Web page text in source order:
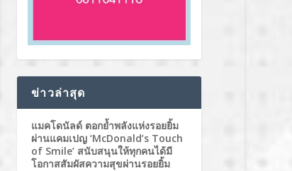
ข่าวล่าสุด
แมคโดนัลด์ ตอกย้ำพลังแห่งรอยยิ้ม
ผ่านแคมเปญ ‘McDonald’s Touch
of Smile’ สนับสนุนให้ทุกคนได้มี
โอกาสสัมผัสความสุขผ่านรอยยิ้ม